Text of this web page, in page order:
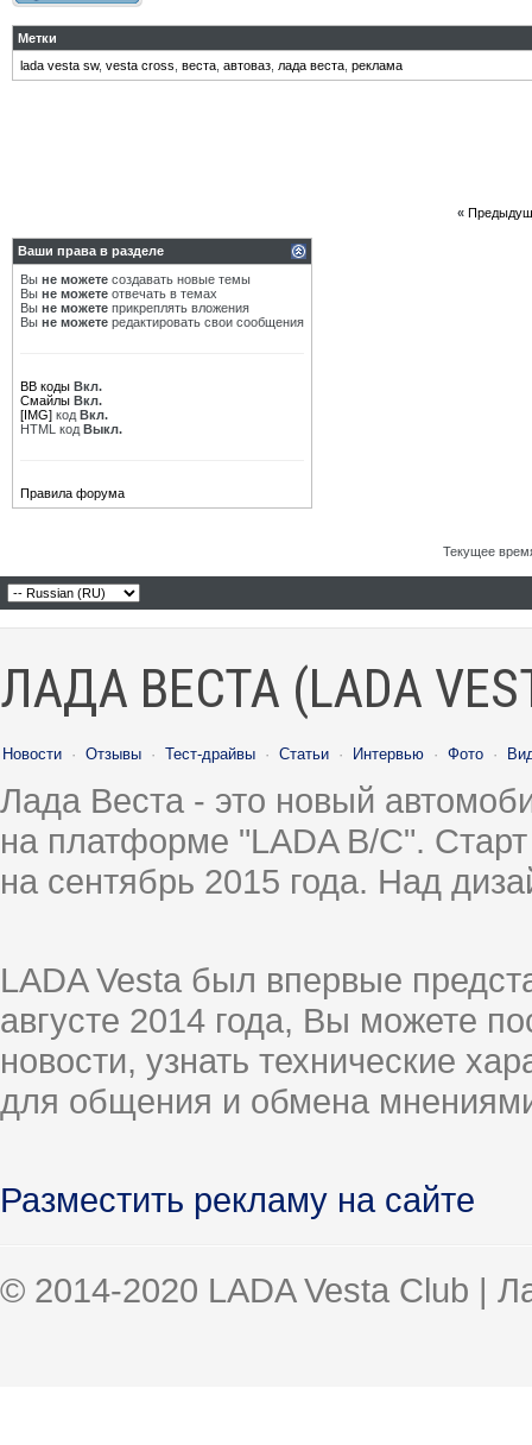
Метки
lada vesta sw, vesta cross веста автоваз лада веста реклама
«
Ваши права в разделе
Вы не можете создавать новые темы
Вы не можете отвечать в темах
Вы не можете прикреплять вложения
Вы не можете редактировать свои сообщения
BB коды Вкл.
Смайлы Вкл.
[IMG] код Вкл.
HTML код Выкл.
Правила форума
Текущее
ЛАДА ВЕСТА (LADA
Новости · Отзывы · Тест-драйвы · Статьи · Интервью · Фото ·
Лада Веста - это новый
на платформе "LADA B/C".
на сентябрь 2015 года. Над
LADA Vesta был впервые
августе 2014 года, Вы можете
новости, узнать технические
для общения и обмена
Разместить рекламу на сайте
© 2014-2020 LADA Vesta Club |